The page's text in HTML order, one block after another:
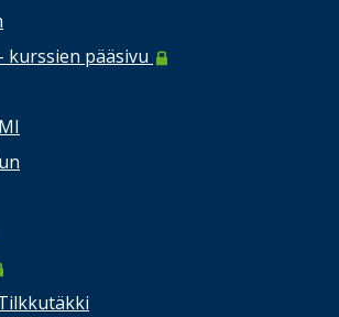
kurssien pääsivu